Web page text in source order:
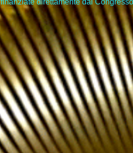
finanziate direttamente dal